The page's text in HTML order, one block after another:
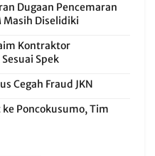
Dugaan Pencemaran
Masih Diselidiki
Kontraktor
Spek
Cegah Fraud JKN
Poncokusumo, Tim